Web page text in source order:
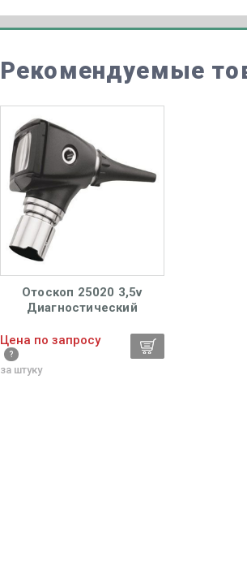
Рекомендуемые
Отоскоп 25020 3,5v
Диагностический
отоскоп без встроенного
Цена по запросу
за штуку